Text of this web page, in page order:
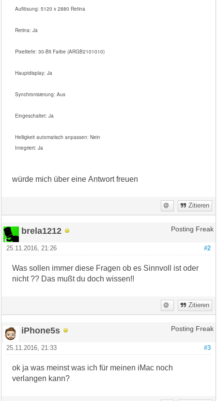
Auflösung: 5120 x 2880 Retina
Retina: Ja
Pixeltiefe: 30-Bit Farbe (ARGB2101010)
Hauptdisplay: Ja
Synchronisierung: Aus
Eingeschaltet: Ja
Helligkeit automatisch anpassen: Nein
Integriert: Ja
würde mich über eine Antwort freuen
Zitieren
brela1212 Posting Freak
#2
25.11.2016, 21:26
Was sollen immer diese Fragen ob es Sinnvoll ist oder
nicht ?? Das mußt du doch wissen!!
Zitieren
iPhone5s Posting Freak
#3
25.11.2016, 21:33
ok ja was meinst was ich für meinen iMac noch
verlangen kann?